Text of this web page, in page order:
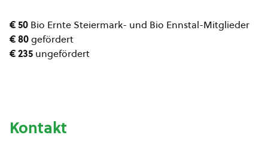
€ 50 Bio Ernte Steiermark- und Bio Ennstal-Mitglieder
€ 80gefördert
€ 235 ungefördert
Kontakt